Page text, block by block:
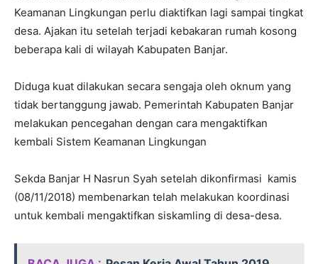
Keamanan Lingkungan perlu diaktifkan lagi sampai tingkat
desa. Ajakan itu setelah terjadi kebakaran rumah kosong
beberapa kali di wilayah Kabupaten Banjar.
Diduga kuat dilakukan secara sengaja oleh oknum yang
tidak bertanggung jawab. Pemerintah Kabupaten Banjar
melakukan pencegahan dengan cara mengaktifkan
kembali Sistem Keamanan Lingkungan
Sekda Banjar H Nasrun Syah setelah dikonfirmasi kamis
(08/11/2018) membenarkan telah melakukan koordinasi
untuk kembali mengaktifkan siskamling di desa-desa.